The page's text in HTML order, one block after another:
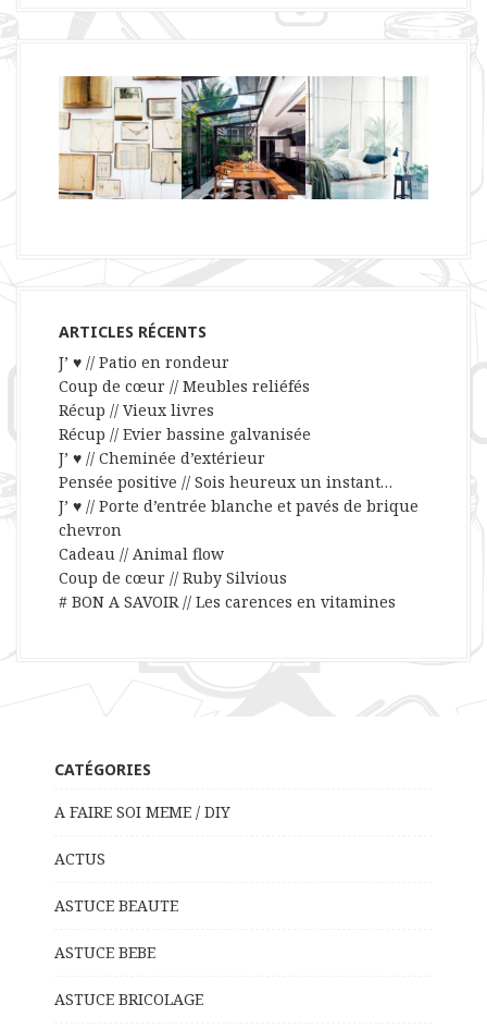
ARTICLES RÉCENTS
J’ ♥ // Patio en rondeur
Coup de cœur // Meubles reliéfés
Récup // Vieux livres
Récup // Evier bassine galvanisée
J’ ♥ // Cheminée d’extérieur
Pensée positive // Sois heureux un instant…
J’ ♥ // Porte d’entrée blanche et pavés de brique
chevron
Cadeau // Animal flow
Coup de cœur // Ruby Silvious
# BON A SAVOIR // Les carences en vitamines
CATÉGORIES
A FAIRE SOI MEME / DIY
ACTUS
ASTUCE BEAUTE
ASTUCE BEBE
ASTUCE BRICOLAGE